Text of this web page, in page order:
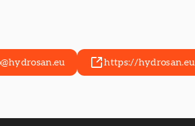
https://hydrosan.eu